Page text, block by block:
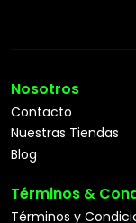
Nosotros
Contacto
Nuestras Tiendas
Blog
Términos &
Términos y